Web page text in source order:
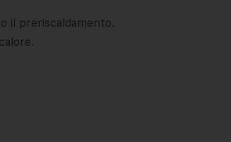
il preriscaldamento.